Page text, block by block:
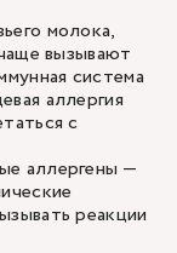
молока,
вызывают
система
аллергия
с
аллергены —
реакции